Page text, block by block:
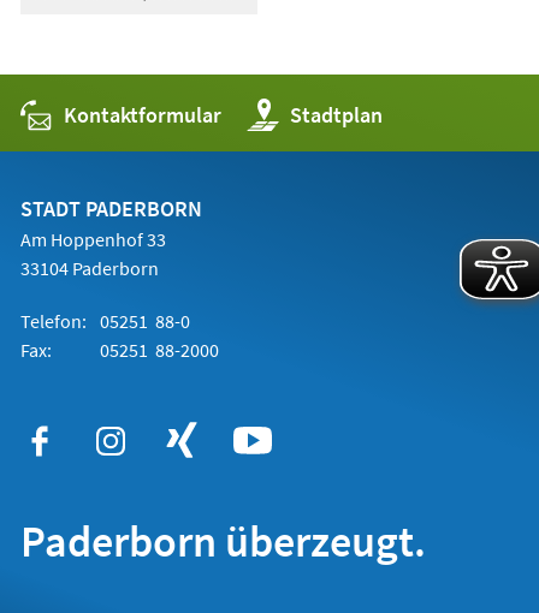
Kontaktformular Stadtplan
(Öffnet
in
einem
STADT PADERBORN
Am Hoppenhof 33
33104 Paderborn
Telefon: 05251 88-0
Fax:
05251 88-2000
Paderborn überzeugt.